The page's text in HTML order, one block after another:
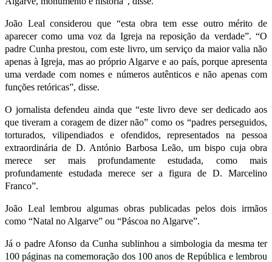
João Leal considerou que “esta obra tem esse outro mérito de
aparecer como uma voz da Igreja na reposição da verdade”. “O
padre Cunha prestou, com este livro, um serviço da maior valia não
apenas à Igreja, mas ao próprio Algarve e ao país, porque apresenta
uma verdade com nomes e números autênticos e não apenas com
funções retóricas”, disse.
O jornalista defendeu ainda que “este livro deve ser dedicado aos
que tiveram a coragem de dizer não” como os “padres perseguidos,
torturados, vilipendiados e ofendidos, representados na pessoa
extraordinária de D. António Barbosa Leão, um bispo cuja obra
merece ser mais profundamente estudada, como mais
profundamente estudada merece ser a figura de D. Marcelino
Franco”.
João Leal lembrou algumas obras publicadas pelos dois irmãos
como “Natal no Algarve” ou “Páscoa no Algarve”.
Já o padre Afonso da Cunha sublinhou a simbologia da mesma ter
100 páginas na comemoração dos 100 anos de República e lembrou